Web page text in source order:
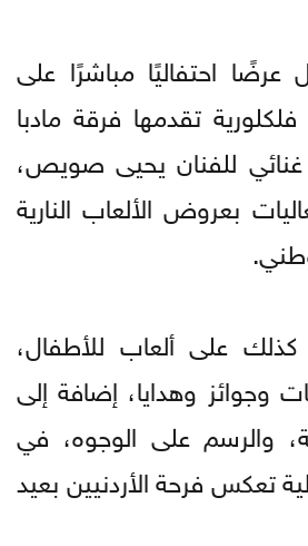
عرضًا احتفاليًا مباشرًا على
تقدمها فرقة مادبا
غنائي للفنان يحيى صويص،
بعروض الألعاب النارية
كذلك على ألعاب للأطفال،
وجوائز وهدايا، إضافة إلى
والرسم على الوجوه، في
تعكس فرحة الأردنيين بعيد